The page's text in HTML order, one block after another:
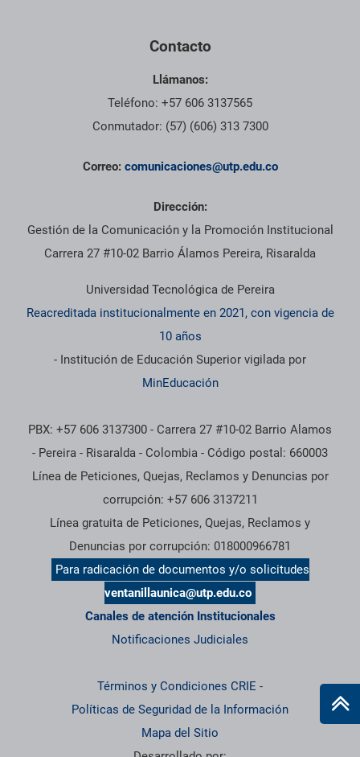
Contacto
Llámanos:
Teléfono: +57 606 3137565
Conmutador: (57) (606) 313 7300
Correo: comunicaciones@utp.edu.co
Dirección:
Gestión de la Comunicación y la Promoción Institucional
Carrera 27 #10-02 Barrio Álamos Pereira, Risaralda
Universidad Tecnológica de Pereira
Reacreditada institucionalmente en 2021, con vigencia de
10 años
- Institución de Educación Superior vigilada por
MinEducación
PBX: +57 606 3137300 - Carrera 27 #10-02 Barrio Alamos
- Pereira - Risaralda - Colombia - Código postal: 660003
Línea de Peticiones, Quejas, Reclamos y Denuncias por
corrupción: +57 606 3137211
Línea gratuita de Peticiones, Quejas, Reclamos y
Denuncias por corrupción: 018000966781
Para radicación de documentos y/o solicitudes
ventanillaunica@utp.edu.co
Canales de atención Institucionales
Notificaciones Judiciales
Términos y Condiciones CRIE -
Políticas de Seguridad de la Información
Mapa del Sitio